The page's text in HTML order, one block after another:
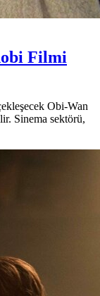
Filmi
Obi-Wan
Sinema sektörü,